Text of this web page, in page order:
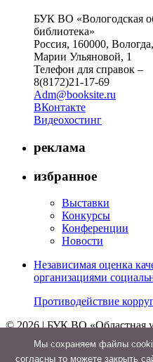
БУК ВО «Вологодская
библиотека»
Россия, 160000, Вологда,
Марии Ульяновой, 1
Телефон для справок –
8(8172)21-17-69
Adm@booksite.ru
ВКонтакте
Видеохостинг
реклама
избранное
Выставки
Конкурсы
Конференции
Новости
Независимая оценка
организациями
Противодействие
© 2026 | БУК ВО «Областная
библиотека»
Мы cохраняем файлы
согласны то можете закрыть